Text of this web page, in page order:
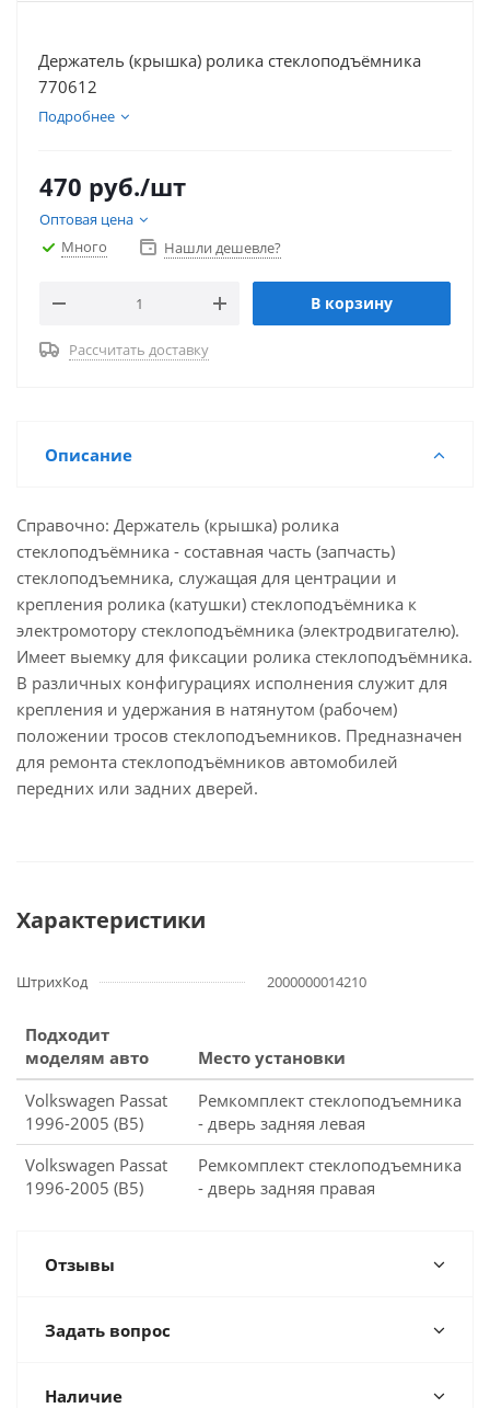
Держатель (крышка) ролика стеклоподъёмника
770612
Подробнее
470 руб./шт
Оптовая цена
Много
Нашли дешевле?
В корзину
Рассчитать доставку
Описание
Справочно: Держатель (крышка) ролика
стеклоподъёмника - составная часть (запчасть)
стеклоподъемника, служащая для центрации и
крепления ролика (катушки) стеклоподъёмника к
электромотору стеклоподъёмника (электродвигателю).
Имеет выемку для фиксации ролика стеклоподъёмника.
В различных конфигурациях исполнения служит для
крепления и удержания в натянутом (рабочем)
положении тросов стеклоподъемников. Предназначен
для ремонта стеклоподъёмников автомобилей
передних или задних дверей.
Характеристики
ШтрихКод 2000000014210
Подходит
моделям авто
Место установки
Volkswagen Passat
1996-2005 (B5)
Ремкомплект стеклоподъемника
- дверь задняя левая
Volkswagen Passat
1996-2005 (B5)
Ремкомплект стеклоподъемника
- дверь задняя правая
Отзывы
Задать вопрос
Наличие